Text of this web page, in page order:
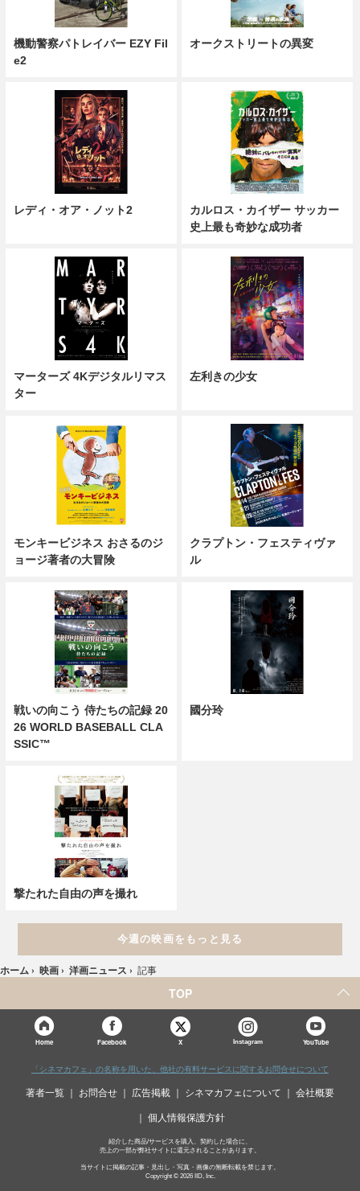
機動警察パトレイバー EZY Fil
e2
オークストリートの異変
レディ・オア・ノット2
カルロス・カイザー サッカー
史上最も奇妙な成功者
マーターズ 4Kデジタルリマス
ター
左利きの少女
モンキービジネス おさるのジ
ョージ著者の大冒険
クラプトン・フェスティヴァ
ル
戦いの向こう 侍たちの記録 20
26 WORLD BASEBALL CLA
SSIC™
國分玲
撃たれた自由の声を撮れ
今週の映画をもっと見る
ホーム › 映画 › 洋画ニュース › 記事
TOP
Home Facebook X Instagram YouTube
「シネマカフェ」の名称を用いた、他社の有料サービスに関するお問合せについて
著者一覧 お問合せ 広告掲載 シネマカフェについて 会社概要
個人情報保護方針
紹介した商品/サービスを購入、契約した場合に、
売上の一部が弊社サイトに還元されることがあります。
当サイトに掲載の記事・見出し・写真・画像の無断転載を禁じます。
Copyright © 2026 IID, Inc.